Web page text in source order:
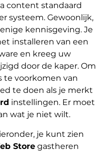
content standaard
systeem. Gewoonlijk,
kennisgeving. Je
installeren van een
en kreeg uw
door de kaper. Om
te voorkomen van
te doen als je merkt
instellingen. Er moet
wat je niet wilt.
je kunt zien
Storegastheren